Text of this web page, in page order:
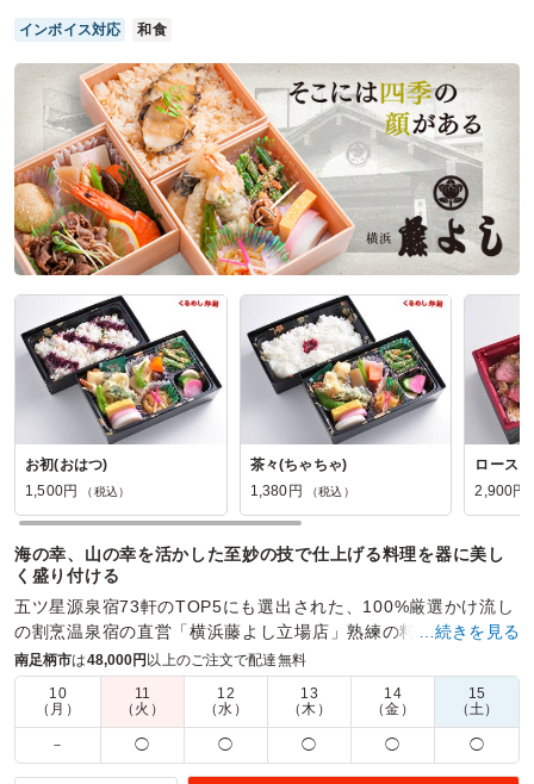
神奈川県平塚市四之宮
鎌倉ごぜんの口コミをもっと見る
インボイス対応 和食
お初(おはつ)
1,500円
（税込）
茶々(ちゃちゃ)
1,380円
（税込）
ロース
2,900円
海の幸、山の幸を活かした至妙の技で仕上げる料理を器に美し
く盛り付ける
五ツ星源泉宿73軒のTOP5にも選出された、100%厳選かけ流し
の割烹温泉宿の直営「横浜藤よし立場店」熟練の料理人が織り
なす四季山海の料理をお楽しみください。
商品数： 締切日時： 1日前18:00 価格帯：
1,380円～3,440円
配達時間：
9:30～18:00
…続きを見る
南足柄市は48,000円 以上のご注文で配達無料
10
（月）
11
（火）
12
（水）
13
（木）
14
（金）
15
（土）
－ ◯ ◯ ◯ ◯ ◯